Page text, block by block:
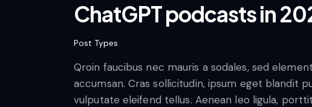
Use Up/Down Arrow keys to increase or
ChatGPT podcasts in
Post Types
Qroin faucibus nec mauris a sodales, sed
accumsan. Cras sollicitudin, ipsum eget blandit
vulputate eleifend tellus. Aenean leo ligula,